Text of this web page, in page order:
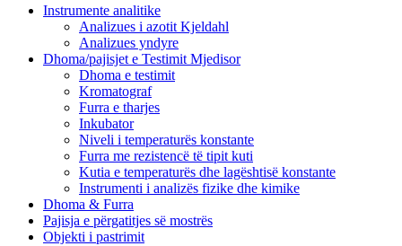
Instrumente analitike
Analizues i azotit Kjeldahl
Analizues yndyre
Dhoma/pajisjet e Testimit Mjedisor
Dhoma e testimit
Kromatograf
Furra e tharjes
Inkubator
Niveli i temperaturës konstante
Furra me rezistencë të tipit kuti
Kutia e temperaturës dhe lagështisë konstante
Instrumenti i analizës fizike dhe kimike
Dhoma & Furra
Pajisja e përgatitjes së mostrës
Objekti i pastrimit